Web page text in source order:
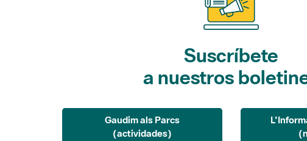
Suscríbete
a nuestros
Gaudim als Parcs
(actividades)